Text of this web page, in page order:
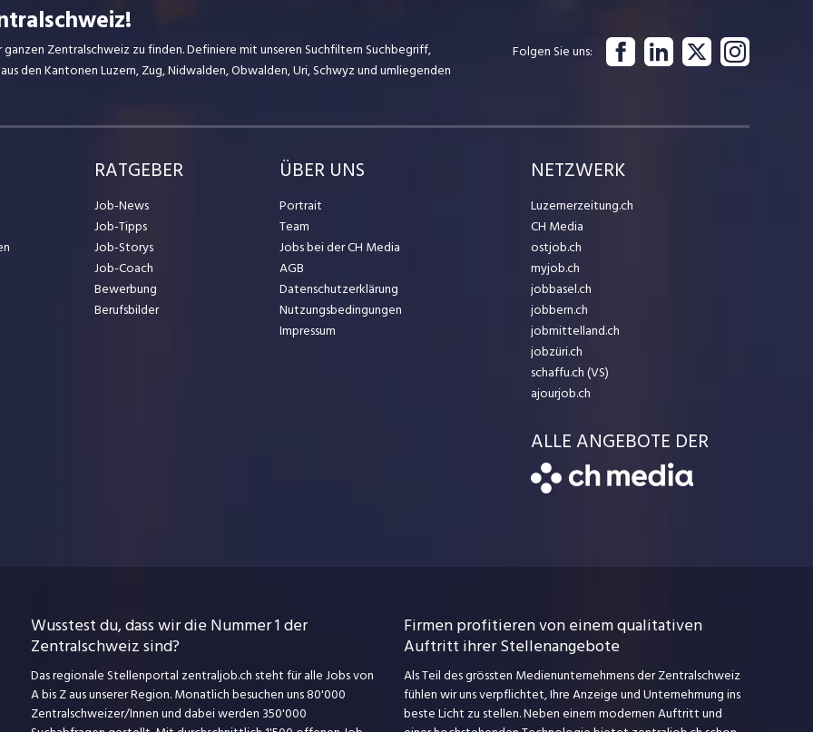
Zentralschweiz zu finden. Definiere mit unseren Suchfiltern Suchbegriff,
den Kantonen Luzern, Zug, Nidwalden, Obwalden, Uri, Schwyz und umliegenden
Folgen Sie uns
RATGEBER
Job-News
Job-Tipps
Job-Storys
Job-Coach
Bewerbung
Berufsbilder
ÜBER UNS
Portrait
Team
Jobs bei der CH Media
AGB
Datenschutzerklärung
Nutzungsbedingungen
Impressum
NETZWERK
Luzernerzeitung.ch
CH Media
ostjob.ch
myjob.ch
jobbasel.ch
jobbern.ch
jobmittelland.ch
jobzüri.ch
schaffu.ch (VS)
ajourjob.ch
ALLE ANGEBOTE DER
Wusstest du, dass wir die Nummer 1 der
Zentralschweiz sind?
Das regionale Stellenportal zentraljob.ch steht für alle Jobs von
A bis Z aus unserer Region. Monatlich besuchen uns 80'000
Zentralschweizer/Innen und dabei werden 350'000
Firmen profitieren von einem qualitativen
Auftritt ihrer Stellenangebote
Als Teil des grössten Medienunternehmens der Zentralschweiz
fühlen wir uns verpflichtet, Ihre Anzeige und Unternehmung ins
beste Licht zu stellen. Neben einem modernen Auftritt und